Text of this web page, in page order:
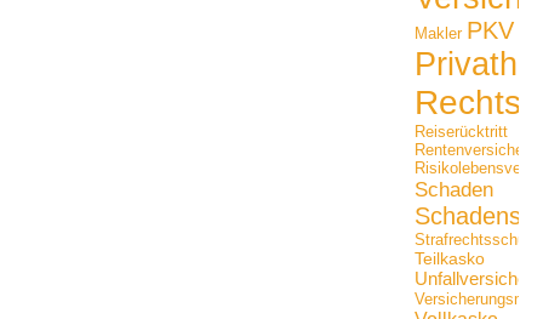
Makler PKV
Reiserücktritt
Schaden
Strafrechtsschutz
Teilkasko